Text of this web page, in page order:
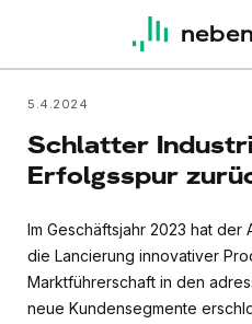
5.4.2024
Schlatter
Erfolgsspur
Im Geschäftsjahr 2023 hat der
die Lancierung innovativer
Marktführerschaft in den
neue Kundensegmente